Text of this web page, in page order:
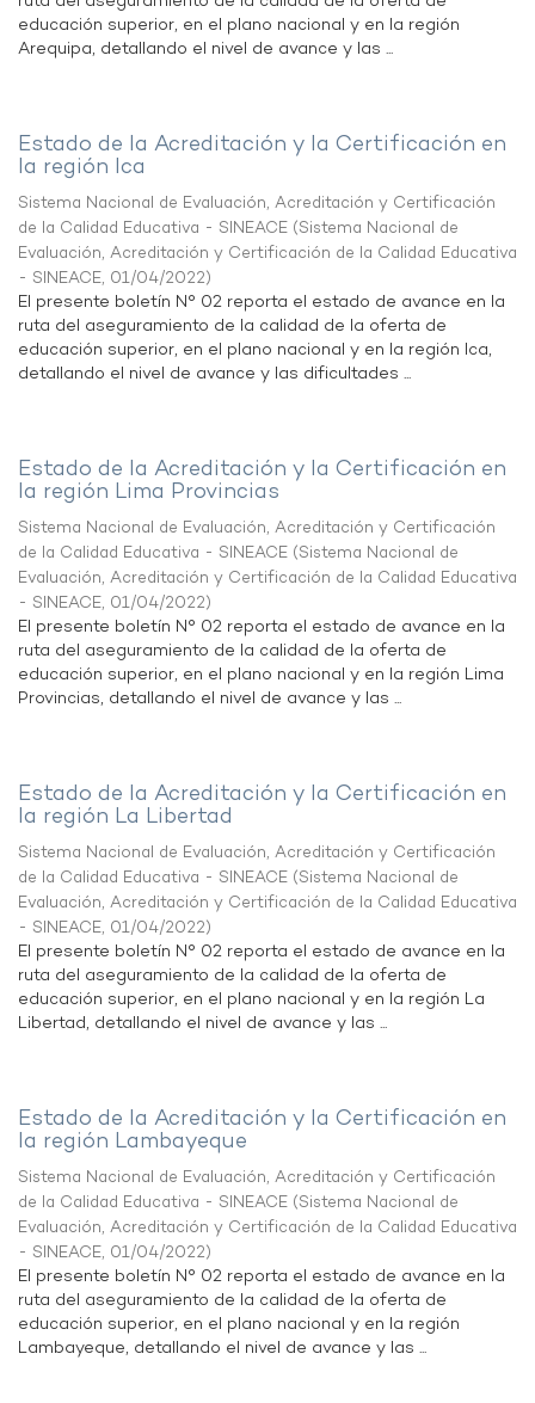
educación superior, en el plano nacional y en la región
Arequipa, detallando el nivel de avance y las ...
Estado de la Acreditación y la Certificación en
la región Ica
Sistema Nacional de Evaluación, Acreditación y Certificación
de la Calidad Educativa - SINEACE (Sistema Nacional de
Evaluación, Acreditación y Certificación de la Calidad Educativa
- SINEACE, 01/04/2022)
El presente boletín N° 02 reporta el estado de avance en la
ruta del aseguramiento de la calidad de la oferta de
educación superior, en el plano nacional y en la región Ica,
detallando el nivel de avance y las dificultades ...
Estado de la Acreditación y la Certificación en
la región Lima Provincias
Sistema Nacional de Evaluación, Acreditación y Certificación
de la Calidad Educativa - SINEACE (Sistema Nacional de
Evaluación, Acreditación y Certificación de la Calidad Educativa
- SINEACE, 01/04/2022)
El presente boletín N° 02 reporta el estado de avance en la
ruta del aseguramiento de la calidad de la oferta de
educación superior, en el plano nacional y en la región Lima
Provincias, detallando el nivel de avance y las ...
Estado de la Acreditación y la Certificación en
la región La Libertad
Sistema Nacional de Evaluación, Acreditación y Certificación
de la Calidad Educativa - SINEACE (Sistema Nacional de
Evaluación, Acreditación y Certificación de la Calidad Educativa
- SINEACE, 01/04/2022)
El presente boletín N° 02 reporta el estado de avance en la
ruta del aseguramiento de la calidad de la oferta de
educación superior, en el plano nacional y en la región La
Libertad, detallando el nivel de avance y las ...
Estado de la Acreditación y la Certificación en
la región Lambayeque
Sistema Nacional de Evaluación, Acreditación y Certificación
de la Calidad Educativa - SINEACE (Sistema Nacional de
Evaluación, Acreditación y Certificación de la Calidad Educativa
- SINEACE, 01/04/2022)
El presente boletín N° 02 reporta el estado de avance en la
ruta del aseguramiento de la calidad de la oferta de
educación superior, en el plano nacional y en la región
Lambayeque, detallando el nivel de avance y las ...